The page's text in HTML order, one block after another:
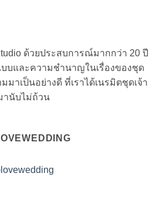
ด้วยประสบการณ์มากกว่า 20 ปี
บและความชำนาญในเรื่องของชุด
มาเป็นอย่างดี ที่เราได้เนรมิตชุดเจ้า
านับไม่ถ้วน